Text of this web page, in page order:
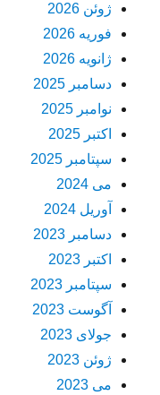
ژوئن 2026
فوریه 2026
ژانویه 2026
دسامبر 2025
نوامبر 2025
اکتبر 2025
سپتامبر 2025
می 2024
آوریل 2024
دسامبر 2023
اکتبر 2023
سپتامبر 2023
آگوست 2023
جولای 2023
ژوئن 2023
می 2023